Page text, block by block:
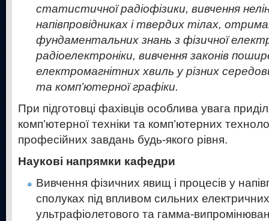
статистичної радіофізики, вивчення
напівпровідниках і твердих тілах,
фундаментальних знань з фізичної
радіоелектроніки, вивчення законів
електромагнітних хвиль у різних
та комп’ютерної графіки.
При підготовці фахівців особлива увага
комп’ютерної техніки та комп’ютерних
професійних завдань будь-якого рівня.
Наукові напрямки кафедри
Вивчення фізичних явищ і процесів у
сполуках під впливом сильних
ультрафіолетового та гамма-